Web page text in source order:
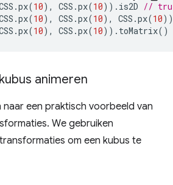
.px(10), CSS .px(10)). is2D //
.px(10), CSS .px(10), CSS .px(10
.px(10), CSS .px(10)). toMatrix()
animeren
naar een praktisch voorbeeld van
We gebruiken
om een ​​kubus te